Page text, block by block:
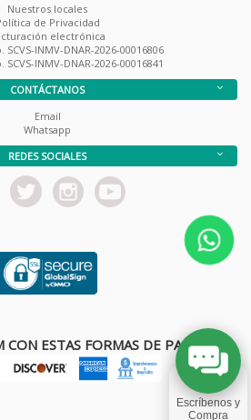
Nuestros locales
de Privacidad
electrónica
INMV-DNAR-2026-00016806
INMV-DNAR-2026-00016841
CONTÁCTANOS
Email
Whatsapp
REDES SOCIALES
CON ESTAS FORMAS DE PAGO